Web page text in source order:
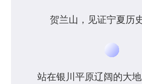
贺兰山，见证宁夏历
站在银川平原辽阔的大